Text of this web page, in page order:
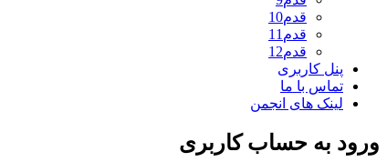
قدم10
قدم11
قدم12
پنل کاربری
تماس با ما
لینک های انجمن
ورود به حساب کاربری